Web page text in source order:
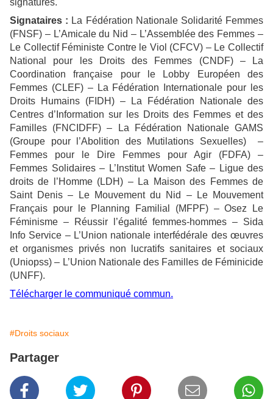
signatures.
Signataires : La Fédération Nationale Solidarité Femmes
(FNSF) – L’Amicale du Nid – L’Assemblée des Femmes –
Le Collectif Féministe Contre le Viol (CFCV) – Le Collectif
National pour les Droits des Femmes (CNDF) – La
Coordination française pour le Lobby Européen des
Femmes (CLEF) – La Fédération Internationale pour les
Droits Humains (FIDH) – La Fédération Nationale des
Centres d’Information sur les Droits des Femmes et des
Familles (FNCIDFF) – La Fédération Nationale GAMS
(Groupe pour l’Abolition des Mutilations Sexuelles) –
Femmes pour le Dire Femmes pour Agir (FDFA) –
Femmes Solidaires – L’Institut Women Safe – Ligue des
droits de l’Homme (LDH) – La Maison des Femmes de
Saint Denis – Le Mouvement du Nid – Le Mouvement
Français pour le Planning Familial (MFPF) – Osez Le
Féminisme – Réussir l’égalité femmes-hommes – Sida
Info Service – L’Union nationale interfédérale des œuvres
et organismes privés non lucratifs sanitaires et sociaux
(Uniopss) – L’Union Nationale des Familles de Féminicide
(UNFF).
Télécharger le communiqué commun.
#Droits sociaux
Partager